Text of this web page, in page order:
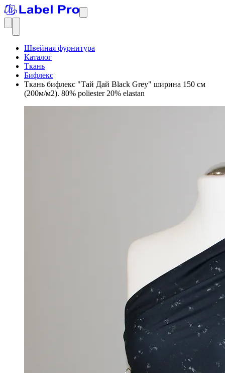
Швейная фурнитура
Каталог
Ткань
Бифлекс
Ткань бифлекс "Тай Дай Black Grey" ширина 150 см
(200м/м2). 80% poliester 20% elastan